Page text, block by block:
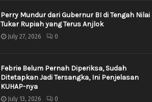
Perry Mundur dari Gubernur BI di Tengah Nilai
Tukar Rupiah yang Terus Anjlok
July 27, 2026 0
Febrie Belum Pernah Diperiksa, Sudah
Ditetapkan Jadi Tersangka, Ini Penjelasan
KUHAP-nya
July 13, 2026 0